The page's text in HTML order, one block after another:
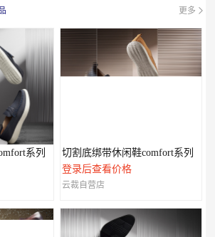
更多
系列
切割底绑带休闲鞋comfort系列
登录后查看价格
云裁自营店